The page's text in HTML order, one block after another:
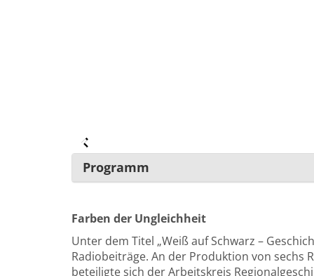
Programm
Farben der Ungleichheit
Unter dem Titel „Weiß auf Schwarz –
Radiobeiträge. An der Produktion von sechs
beteiligte sich der Arbeitskreis